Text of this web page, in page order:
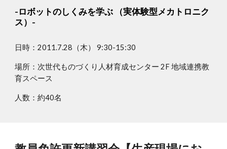
-ロボットのしくみを学ぶ （実体験型メカトロニク
ス）-
日時：2011.7.28（木） 9:30-15:30
場所：次世代ものづくり人材育成センター 2F 地域連携教
育スペース
人数：約40名